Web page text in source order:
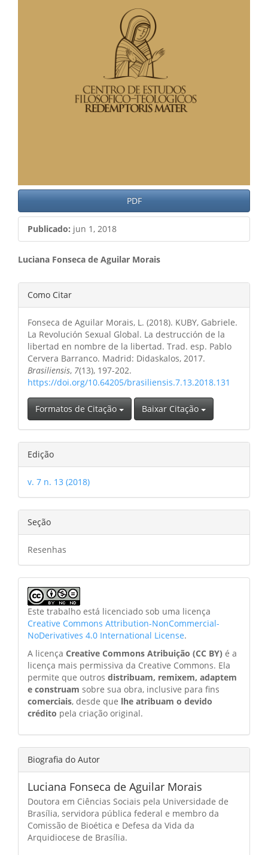
PDF
Publicado: jun 1, 2018
Conteúdo
do
artigo
principal
Luciana Fonseca de Aguilar Morais
Detalhes
do
artigo
Como Citar
Fonseca de Aguilar Morais, L. (2018). KUBY, Gabriele.
La Revolución Sexual Global. La destrucción de la
libertad en nombre de la libertad. Trad. esp. Pablo
Cervera Barranco. Madrid: Didaskalos, 2017.
Brasiliensis, 7(13), 197-202.
https://doi.org/10.64205/brasiliensis.7.13.2018.131
Formatos de Citação Baixar Citação
Edição
v. 7 n. 13 (2018)
Seção
Resenhas
Este trabalho está licenciado sob uma licença
Creative Commons Attribution-NonCommercial-
NoDerivatives 4.0 International License.
A licença Creative Commons Atribuição (CC BY) é a
licença mais permissiva da Creative Commons. Ela
permite que outros distribuam, remixem, adaptem
e construam sobre sua obra, inclusive para fins
comerciais, desde que lhe atribuam o devido
crédito pela criação original.
Biografia do Autor
Luciana Fonseca de Aguilar Morais
Doutora em Ciências Sociais pela Universidade de
Brasília, servidora pública federal e membro da
Comissão de Bioética e Defesa da Vida da
Arquidiocese de Brasília.